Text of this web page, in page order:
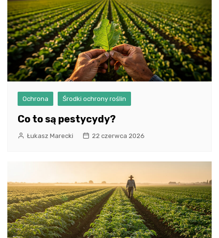
Ochrona Środki ochrony roślin
Co to są pestycydy?
Łukasz Marecki 22 czerwca 2026